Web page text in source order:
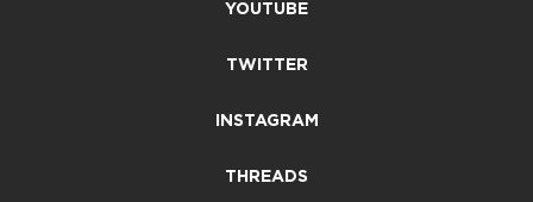
YOUTUBE
TWITTER
INSTAGRAM
THREADS